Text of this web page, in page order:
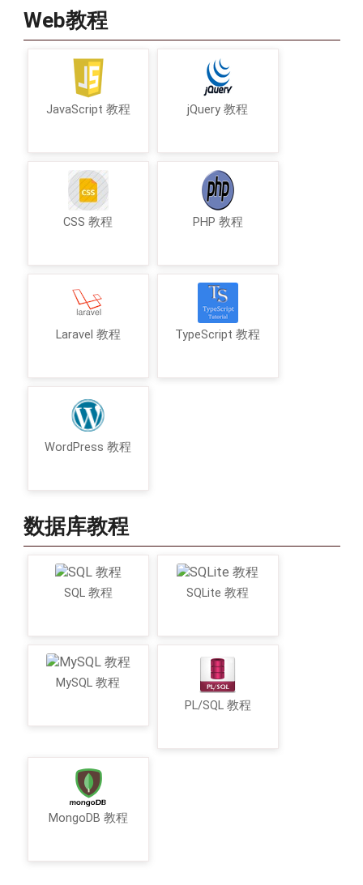
Web教程
JavaScript 教程 jQuery 教程
CSS 教程 PHP 教程
Laravel 教程 TypeScript 教程
WordPress 教程
数据库教程
SQL 教程 SQLite 教程
MySQL 教程
PL/SQL 教程
MongoDB 教程